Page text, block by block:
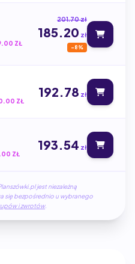
ZŁ
201.70 zł
185.20 zł
-8%
ZŁ
192.78 zł
ZŁ
193.54 zł
jest niezależną
się bezpośrednio u wybranego
i zwrotów.